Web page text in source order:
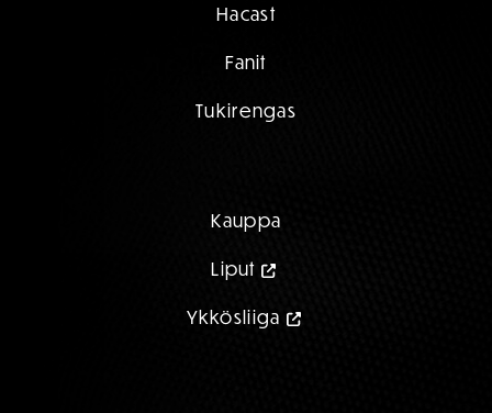
Hacast
Fanit
Tukirengas
Kauppa
Liput
Ykkösliiga